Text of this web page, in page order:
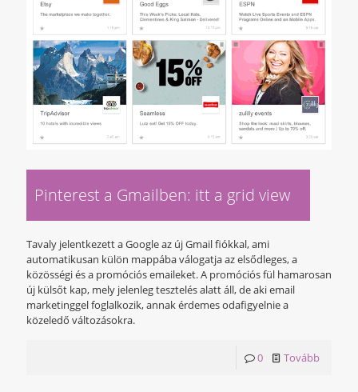
Pinterest a Gmailben: itt a grid view
Tavaly jelentkezett a Google az új Gmail fiókkal, ami
automatikusan külön mappába válogatja az elsődleges, a
közösségi és a promóciós emaileket. A promóciós fül hamarosan
új külsőt kap, mely jelenleg tesztelés alatt áll, de aki email
marketinggel foglalkozik, annak érdemes odafigyelnie a
közeledő változásokra.
0 Tovább